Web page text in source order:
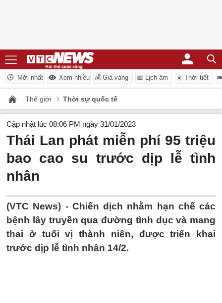
Mới nhất Xem nhiều 💰 Giá vàng 📅 Lịch âm ☀️ Thời tiết
Thế giới Thời sự quốc tế
Cập nhật lúc 08:06 PM ngày 31/01/2023
Thái Lan phát miễn phí 95 triệu
bao cao su trước dịp lễ tình
nhân
(VTC News) - Chiến dịch nhằm hạn chế các
bệnh lây truyền qua đường tình dục và mang
thai ở tuổi vị thành niên, được triển khai
trước dịp lễ tình nhân 14/2.